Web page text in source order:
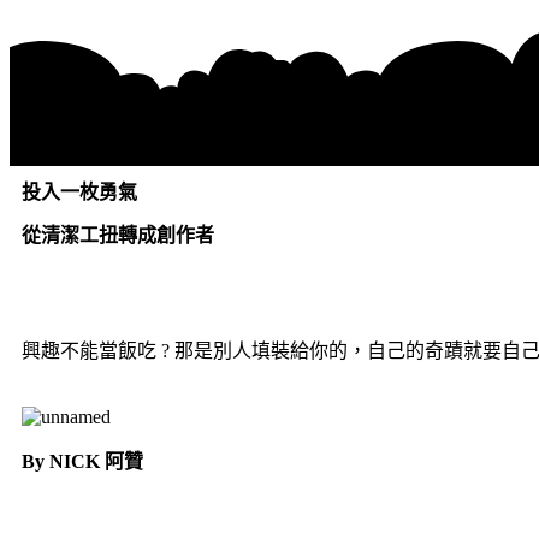
投入一枚勇氣
從清潔工扭轉成創作者
興趣不能當飯吃 ? 那是別人填裝給你的，自己的奇蹟就要自
By NICK 阿贊